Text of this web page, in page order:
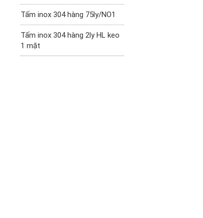
Tấm inox 304 hàng 75ly/NO1
Tấm inox 304 hàng 2ly HL keo
1 mặt